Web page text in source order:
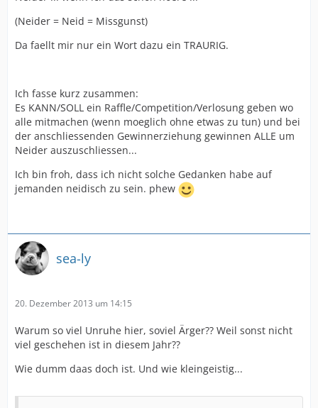
(Neider = Neid = Missgunst)
Da faellt mir nur ein Wort dazu ein TRAURIG.
Ich fasse kurz zusammen:
Es KANN/SOLL ein Raffle/Competition/Verlosung geben wo
alle mitmachen (wenn moeglich ohne etwas zu tun) und bei
der anschliessenden Gewinnerziehung gewinnen ALLE um
Neider auszuschliessen...
Ich bin froh, dass ich nicht solche Gedanken habe auf
jemanden neidisch zu sein. phew
sea-ly
20. Dezember 2013 um 14:15
Warum so viel Unruhe hier, soviel Ärger?? Weil sonst nicht
viel geschehen ist in diesem Jahr??
Wie dumm daas doch ist. Und wie kleingeistig...